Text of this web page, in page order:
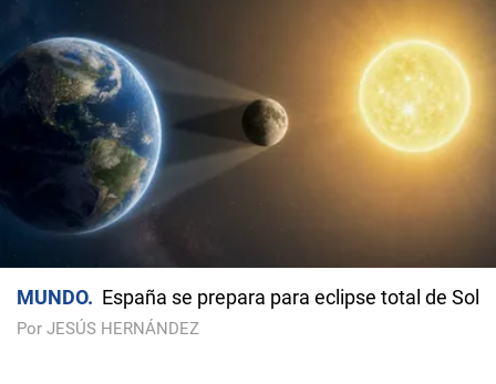
MUNDO España se prepara para eclipse total de Sol
Por JESÚS HERNÁNDEZ